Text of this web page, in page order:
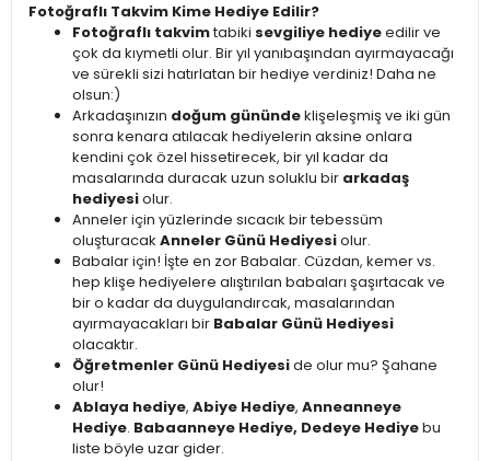
Fotoğraflı Takvim Kime Hediye Edilir?
Fotoğraflı takvimtabiki sevgiliye hediyeedilir ve
çok da kıymetli olur. Bir yıl yanıbaşından ayırmayacağı
ve sürekli sizi hatırlatan bir hediye verdiniz! Daha ne
olsun:)
Arkadaşınızın doğum günündeklişeleşmiş ve iki gün
sonra kenara atılacak hediyelerin aksine onlara
kendini çok özel hissetirecek, bir yıl kadar da
masalarında duracak uzun soluklu bir arkadaş
hediyesiolur.
Anneler için yüzlerinde sıcacık bir tebessüm
oluşturacak Anneler Günü Hediyesiolur.
Babalar için! İşte en zor Babalar. Cüzdan, kemer vs.
hep klişe hediyelere alıştırılan babaları şaşırtacak ve
bir o kadar da duygulandırcak, masalarından
ayırmayacakları bir Babalar Günü Hediyesi
olacaktır.
Öğretmenler Günü Hediyeside olur mu? Şahane
olur!
Ablaya hediye, Abiye Hediye, Anneanneye
Hediye. Babaanneye Hediye, Dedeye Hediyebu
liste böyle uzar gider.